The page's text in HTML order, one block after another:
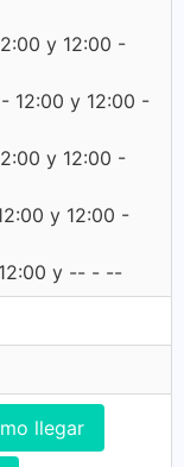
y 12:00 -
12:00 y 12:00 -
y 12:00 -
y 12:00 -
y -- - --
llegar